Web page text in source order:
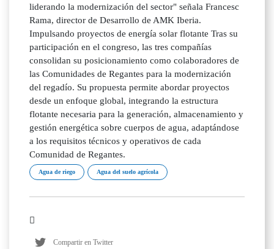
liderando la modernización del sector" señala Francesc
Rama, director de Desarrollo de AMK Iberia.
Impulsando proyectos de energía solar flotante Tras su
participación en el congreso, las tres compañías
consolidan su posicionamiento como colaboradores de
las Comunidades de Regantes para la modernización
del regadío. Su propuesta permite abordar proyectos
desde un enfoque global, integrando la estructura
flotante necesaria para la generación, almacenamiento y
gestión energética sobre cuerpos de agua, adaptándose
a los requisitos técnicos y operativos de cada
Comunidad de Regantes.
Agua de riego Agua del suelo agrícola
Compartir en Twitter